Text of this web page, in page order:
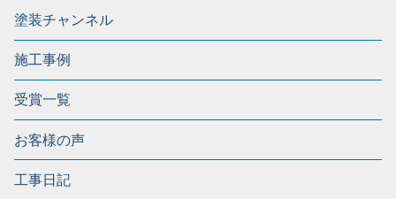
塗装チャンネル
施工事例
受賞一覧
お客様の声
工事日記